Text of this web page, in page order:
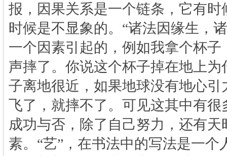
报，因果关系是一个链条，它有时
时候是不显象的。“诸法因缘生，
一个因素引起的，例如我拿个杯子
声摔了。你说这个杯子掉在地上为
子离地很近，如果地球没有地心引
飞了，就摔不了。可见这其中有很
成功与否，除了自己努力，还有天
素。“艺”，在书法中的写法是一个